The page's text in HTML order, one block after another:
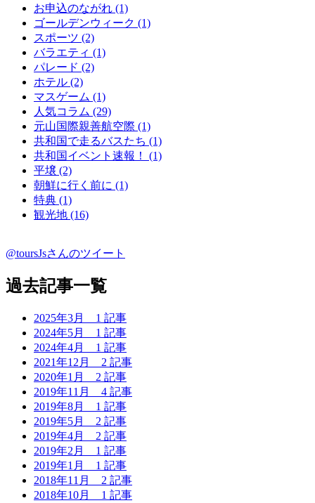
お申込のながれ (1)
ゴールデンウィーク (1)
スポーツ (2)
バラエティ (1)
パレード (2)
ホテル (2)
マスゲーム (1)
人気コラム (29)
元山国際親善航空際 (1)
共和国で走るバスたち (1)
共和国イベント速報！ (1)
平壌 (2)
朝鮮に行く前に (1)
特典 (1)
観光地 (16)
@toursJsさんのツイート
過去記事一覧
2025年3月 1 記事
2024年5月 1 記事
2024年4月 1 記事
2021年12月 2 記事
2020年1月 2 記事
2019年11月 4 記事
2019年8月 1 記事
2019年5月 2 記事
2019年4月 2 記事
2019年2月 1 記事
2019年1月 1 記事
2018年11月 2 記事
2018年10月 1 記事